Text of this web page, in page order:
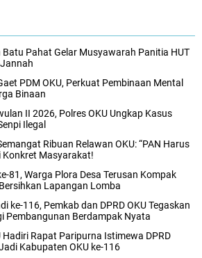
Batu Pahat Gelar Musyawarah Panitia HUT
PDM OKU, Perkuat Pembinaan Mental
Binaan
II 2026, Polres OKU Ungkap Kasus
Ilegal
Ribuan Relawan OKU: “PAN Harus
Konkret Masyarakat!
81, Warga Plora Desa Terusan Kompak
Lapangan Lomba
ke-116, Pemkab dan DPRD OKU Tegaskan
Pembangunan Berdampak Nyata
Hadiri Rapat Paripurna Istimewa DPRD
Kabupaten OKU ke-116